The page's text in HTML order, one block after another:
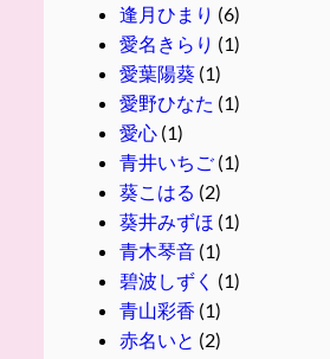
逢月ひまり (6)
愛名きらり (1)
愛葉陽葵(1)
愛野ひなた (1)
愛心(1)
青井いちご(1)
葵こはる (2)
葵井みずほ (1)
青木琴音(1)
碧波しずく (1)
青山彩香 (1)
赤名いと (2)